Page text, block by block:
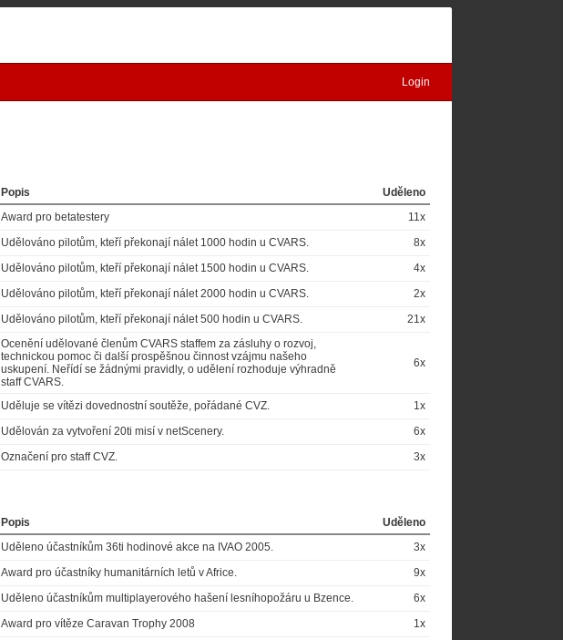
Login
Popis
Uděleno
Award pro betatestery
11x
Udělováno pilotům, kteří překonají nálet 1000 hodin u CVARS.
8x
Udělováno pilotům, kteří překonají nálet 1500 hodin u CVARS.
4x
Udělováno pilotům, kteří překonají nálet 2000 hodin u CVARS.
2x
Udělováno pilotům, kteří překonají nálet 500 hodin u CVARS. 21x
Ocenění udělované členům CVARS staffem za zásluhy o rozvoj,
technickou pomoc či další prospěšnou činnost vzájmu našeho
uskupení. Neřídí se žádnými pravidly, o udělení rozhoduje výhradně
staff CVARS.
6x
Uděluje se vítězi dovednostní soutěže, pořádané CVZ.
1x
Udělován za vytvoření 20ti misí v netScenery.
6x
Označení pro staff CVZ. 3x
Popis
Uděleno
Uděleno účastníkům 36ti hodinové akce na IVAO 2005.
3x
Award pro účastníky humanitárních letů v Africe.
9x
Uděleno účastníkům multiplayerového hašení lesníhopožáru u Bzence.
6x
Award pro vítěze Caravan Trophy 2008 1x